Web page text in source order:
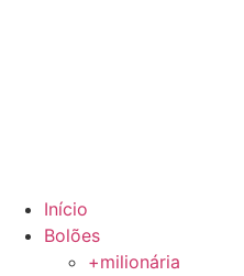
Início
Bolões
+milionária